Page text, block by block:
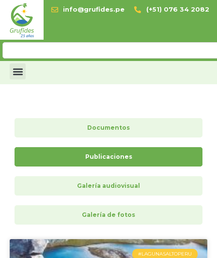
info@grufides.pe (+51) 076 34 2082
Documentos
Publicaciones
Galería audiovisual
Galería de fotos
#LAGUNASALTOPERU